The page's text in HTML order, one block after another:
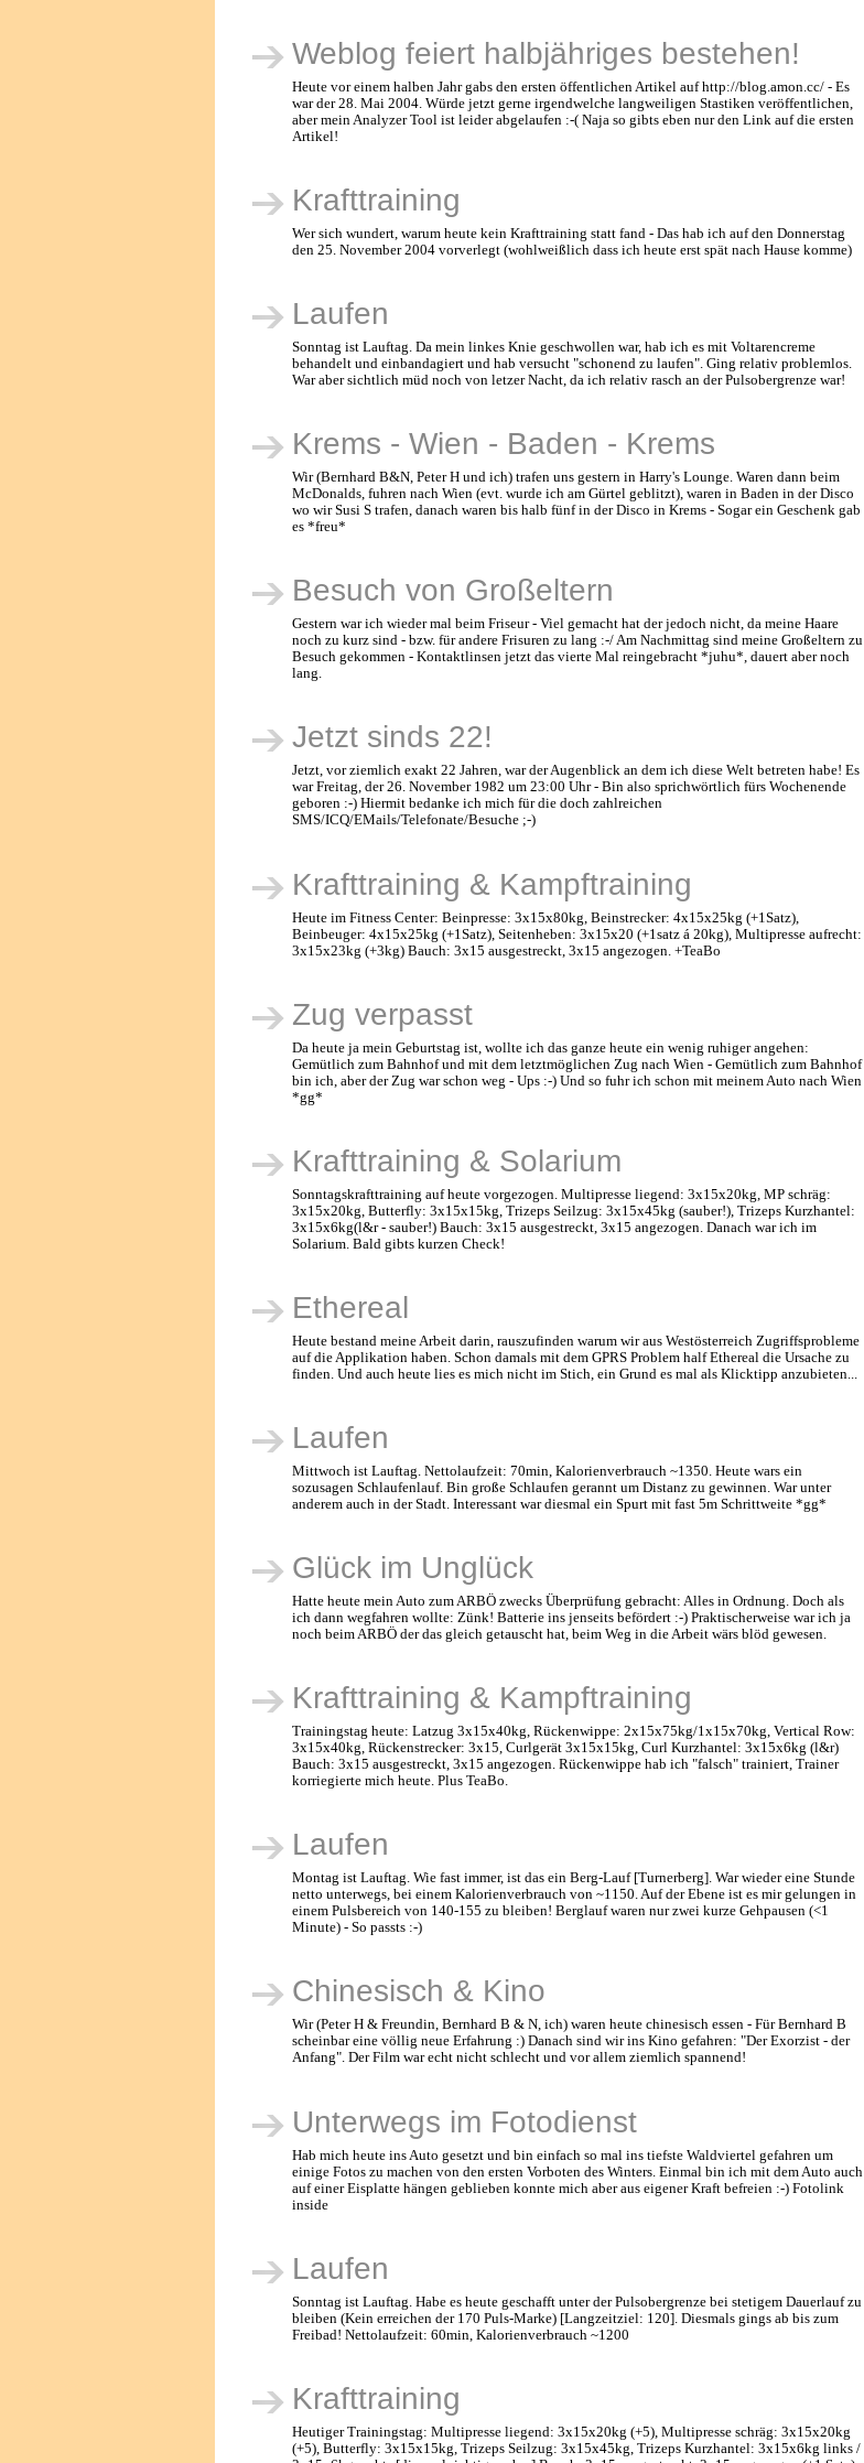
Weblog feiert halbjähriges bestehen!
Heute vor einem halben Jahr gabs den ersten öffentlichen Artikel auf http://blog.amon.cc/ - Es
war der 28. Mai 2004. Würde jetzt gerne irgendwelche langweiligen Stastiken veröffentlichen,
aber mein Analyzer Tool ist leider abgelaufen :-( Naja so gibts eben nur den Link auf die ersten
Artikel!
Krafttraining
Wer sich wundert, warum heute kein Krafttraining statt fand - Das hab ich auf den Donnerstag
den 25. November 2004 vorverlegt (wohlweißlich dass ich heute erst spät nach Hause komme)
Laufen
Sonntag ist Lauftag. Da mein linkes Knie geschwollen war, hab ich es mit Voltarencreme
behandelt und einbandagiert und hab versucht "schonend zu laufen". Ging relativ problemlos.
War aber sichtlich müd noch von letzer Nacht, da ich relativ rasch an der Pulsobergrenze war!
Krems - Wien - Baden - Krems
Wir (Bernhard B&N, Peter H und ich) trafen uns gestern in Harry's Lounge. Waren dann beim
McDonalds, fuhren nach Wien (evt. wurde ich am Gürtel geblitzt), waren in Baden in der Disco
wo wir Susi S trafen, danach waren bis halb fünf in der Disco in Krems - Sogar ein Geschenk gab
es *freu*
Besuch von Großeltern
Gestern war ich wieder mal beim Friseur - Viel gemacht hat der jedoch nicht, da meine Haare
noch zu kurz sind - bzw. für andere Frisuren zu lang :-/ Am Nachmittag sind meine Großeltern zu
Besuch gekommen - Kontaktlinsen jetzt das vierte Mal reingebracht *juhu*, dauert aber noch
lang.
Jetzt sinds 22!
Jetzt, vor ziemlich exakt 22 Jahren, war der Augenblick an dem ich diese Welt betreten habe! Es
war Freitag, der 26. November 1982 um 23:00 Uhr - Bin also sprichwörtlich fürs Wochenende
geboren :-) Hiermit bedanke ich mich für die doch zahlreichen
SMS/ICQ/EMails/Telefonate/Besuche ;-)
Krafttraining & Kampftraining
Heute im Fitness Center: Beinpresse: 3x15x80kg, Beinstrecker: 4x15x25kg (+1Satz),
Beinbeuger: 4x15x25kg (+1Satz), Seitenheben: 3x15x20 (+1satz á 20kg), Multipresse aufrecht:
3x15x23kg (+3kg) Bauch: 3x15 ausgestreckt, 3x15 angezogen. +TeaBo
Zug verpasst
Da heute ja mein Geburtstag ist, wollte ich das ganze heute ein wenig ruhiger angehen:
Gemütlich zum Bahnhof und mit dem letztmöglichen Zug nach Wien - Gemütlich zum Bahnhof
bin ich, aber der Zug war schon weg - Ups :-) Und so fuhr ich schon mit meinem Auto nach Wien
*gg*
Krafttraining & Solarium
Sonntagskrafttraining auf heute vorgezogen. Multipresse liegend: 3x15x20kg, MP schräg:
3x15x20kg, Butterfly: 3x15x15kg, Trizeps Seilzug: 3x15x45kg (sauber!), Trizeps Kurzhantel:
3x15x6kg(l&r - sauber!) Bauch: 3x15 ausgestreckt, 3x15 angezogen. Danach war ich im
Solarium. Bald gibts kurzen Check!
Ethereal
Heute bestand meine Arbeit darin, rauszufinden warum wir aus Westösterreich Zugriffsprobleme
auf die Applikation haben. Schon damals mit dem GPRS Problem half Ethereal die Ursache zu
finden. Und auch heute lies es mich nicht im Stich, ein Grund es mal als Klicktipp anzubieten...
Laufen
Mittwoch ist Lauftag. Nettolaufzeit: 70min, Kalorienverbrauch ~1350. Heute wars ein
sozusagen Schlaufenlauf. Bin große Schlaufen gerannt um Distanz zu gewinnen. War unter
anderem auch in der Stadt. Interessant war diesmal ein Spurt mit fast 5m Schrittweite *gg*
Glück im Unglück
Hatte heute mein Auto zum ARBÖ zwecks Überprüfung gebracht: Alles in Ordnung. Doch als
ich dann wegfahren wollte: Zünk! Batterie ins jenseits befördert :-) Praktischerweise war ich ja
noch beim ARBÖ der das gleich getauscht hat, beim Weg in die Arbeit wärs blöd gewesen.
Krafttraining & Kampftraining
Trainingstag heute: Latzug 3x15x40kg, Rückenwippe: 2x15x75kg/1x15x70kg, Vertical Row:
3x15x40kg, Rückenstrecker: 3x15, Curlgerät 3x15x15kg, Curl Kurzhantel: 3x15x6kg (l&r)
Bauch: 3x15 ausgestreckt, 3x15 angezogen. Rückenwippe hab ich "falsch" trainiert, Trainer
korriegierte mich heute. Plus TeaBo.
Laufen
Montag ist Lauftag. Wie fast immer, ist das ein Berg-Lauf [Turnerberg]. War wieder eine Stunde
netto unterwegs, bei einem Kalorienverbrauch von ~1150. Auf der Ebene ist es mir gelungen in
einem Pulsbereich von 140-155 zu bleiben! Berglauf waren nur zwei kurze Gehpausen (<1
Minute) - So passts :-)
Chinesisch & Kino
Wir (Peter H & Freundin, Bernhard B & N, ich) waren heute chinesisch essen - Für Bernhard B
scheinbar eine völlig neue Erfahrung :) Danach sind wir ins Kino gefahren: "Der Exorzist - der
Anfang". Der Film war echt nicht schlecht und vor allem ziemlich spannend!
Unterwegs im Fotodienst
Hab mich heute ins Auto gesetzt und bin einfach so mal ins tiefste Waldviertel gefahren um
einige Fotos zu machen von den ersten Vorboten des Winters. Einmal bin ich mit dem Auto auch
auf einer Eisplatte hängen geblieben konnte mich aber aus eigener Kraft befreien :-) Fotolink
inside
Laufen
Sonntag ist Lauftag. Habe es heute geschafft unter der Pulsobergrenze bei stetigem Dauerlauf zu
bleiben (Kein erreichen der 170 Puls-Marke) [Langzeitziel: 120]. Diesmals gings ab bis zum
Freibad! Nettolaufzeit: 60min, Kalorienverbrauch ~1200
Krafttraining
Heutiger Trainingstag: Multipresse liegend: 3x15x20kg (+5), Multipresse schräg: 3x15x20kg
(+5), Butterfly: 3x15x15kg, Trizeps Seilzug: 3x15x45kg, Trizeps Kurzhantel: 3x15x6kg links /